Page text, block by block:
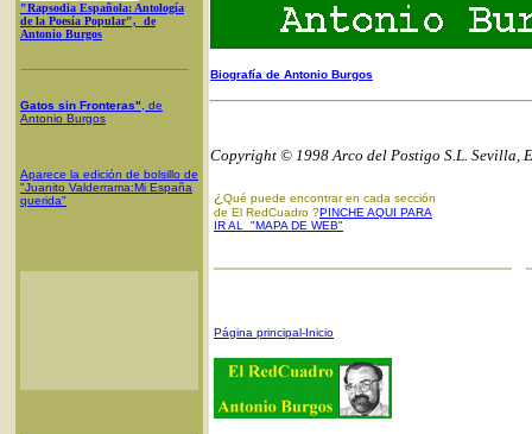
"Rapsodia Española: Antología
de la Poesía Popular", de
Antonio Burgos
Gatos sin Fronteras" , de
Antonio Burgos
Aparece la edición de bolsillo de
"Juanito Valderrama:Mi España
querida"
Biografía de Antonio Burgos
Copyright © 1998 Arco del Postigo S.L. Sevilla,
¿ Qué puede encontrar en cada sección
de El RedCuadro ?PINCHE AQUI PARA
IR AL "MAPA DE WEB"
Página principal-Inicio